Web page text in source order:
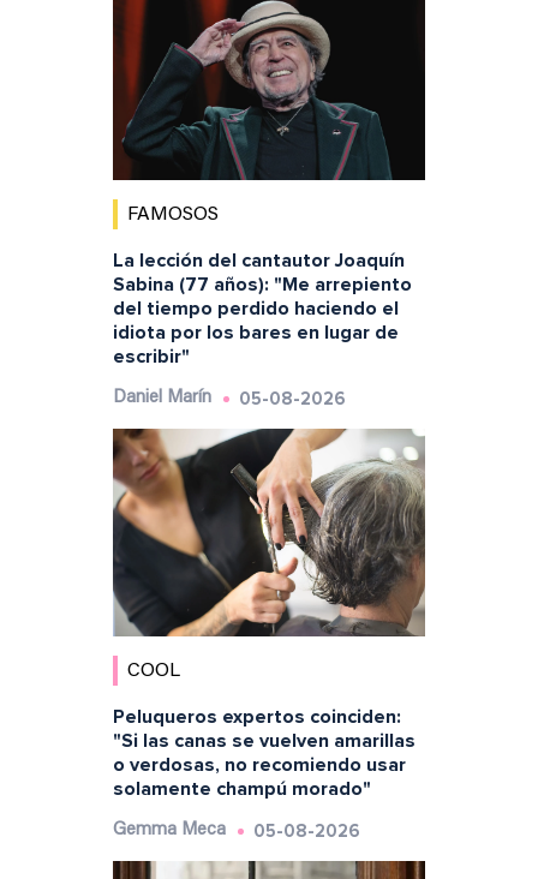
FAMOSOS
La lección del cantautor Joaquín
Sabina (77 años): "Me arrepiento
del tiempo perdido haciendo el
idiota por los bares en lugar de
escribir"
Daniel Marín 05-08-2026
COOL
Peluqueros expertos coinciden:
"Si las canas se vuelven amarillas
o verdosas, no recomiendo usar
solamente champú morado"
Gemma Meca 05-08-2026